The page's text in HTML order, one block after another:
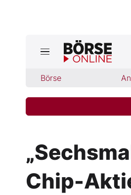
Börse
Jetzt aktuelle
Finanz-Check
Abo & Shop
Chip-